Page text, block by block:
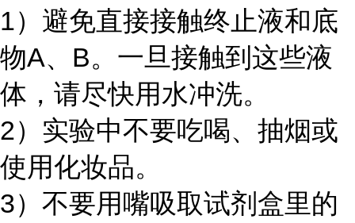
1）避免直接接触终止液和底
物A、B。一旦接触到这些液
体，请尽快用水冲洗。
2）实验中不要吃喝、抽烟或
使用化妆品。
3）不要用嘴吸取试剂盒里的